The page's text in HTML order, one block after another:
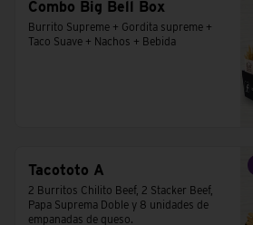
Combo Big Bell Box
Burrito Supreme + Gordita supreme +
Taco Suave + Nachos + Bebida
Tacototo A
2 Burritos Chilito Beef, 2 Stacker Beef,
Papa Suprema Doble y 8 unidades de
empanadas de queso.